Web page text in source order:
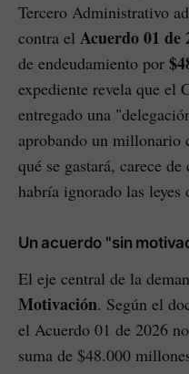
Tercero Administrativo
contra el Acuerdo 01 de
de endeudamiento por
expediente revela que el
entregado una
aprobando un millonario
qué se gastará, carece
habría ignorado las leyes
Un acuerdo "sin
El eje central de la
Motivación. Según el
el Acuerdo 01 de 2026
suma de $48.000